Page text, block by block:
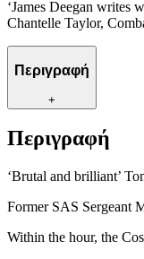
‘James Deegan writes
Chantelle Taylor,
Περιγραφή
+
Περιγραφή
‘Brutal and brilliant’
Former SAS Sergeant
Within the hour, the